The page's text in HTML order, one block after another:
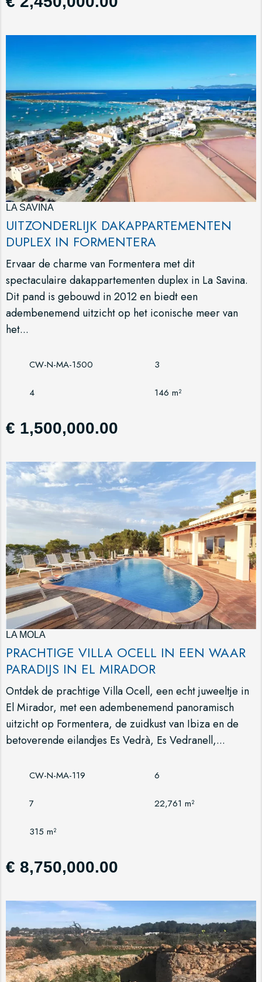
LA SAVINA
UITZONDERLIJK DAKAPPARTEMENTEN
DUPLEX IN FORMENTERA
Ervaar de charme van Formentera met dit
spectaculaire dakappartementen duplex in La Savina.
Dit pand is gebouwd in 2012 en biedt een
adembenemend uitzicht op het iconische meer van
het...
CW-N-MA-1500 3
4 146 m²
€ 1,500,000.00
LA MOLA
PRACHTIGE VILLA OCELL IN EEN WAAR
PARADIJS IN EL MIRADOR
Ontdek de prachtige Villa Ocell, een echt juweeltje in
El Mirador, met een adembenemend panoramisch
uitzicht op Formentera, de zuidkust van Ibiza en de
betoverende eilandjes Es Vedrà, Es Vedranell,...
CW-N-MA-119 6
7 22,761 m²
315 m²
€ 8,750,000.00